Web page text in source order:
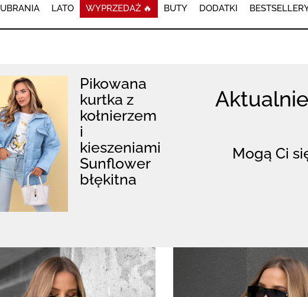
UBRANIA LATO WYPRZEDAŻ 🔥 BUTY DODATKI
Pikowana
kurtka z
kołnierzem
i
kieszeniami
Sunflower
błękitna
Mogą Ci